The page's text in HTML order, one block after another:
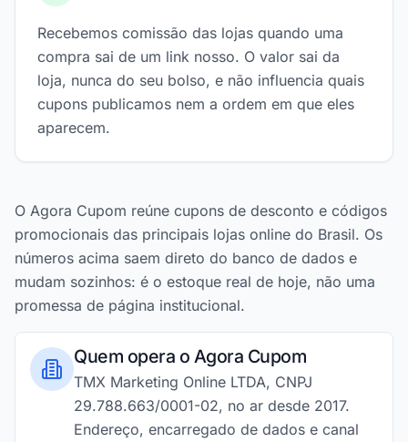
Recebemos comissão das lojas quando uma
compra sai de um link nosso. O valor sai da
loja, nunca do seu bolso, e não influencia quais
cupons publicamos nem a ordem em que eles
aparecem.
O Agora Cupom reúne cupons de desconto e códigos
promocionais das principais lojas online do Brasil. Os
números acima saem direto do banco de dados e
mudam sozinhos: é o estoque real de hoje, não uma
promessa de página institucional.
Quem opera o Agora Cupom
TMX Marketing Online LTDA, CNPJ
29.788.663/0001-02, no ar desde 2017.
Endereço, encarregado de dados e canal